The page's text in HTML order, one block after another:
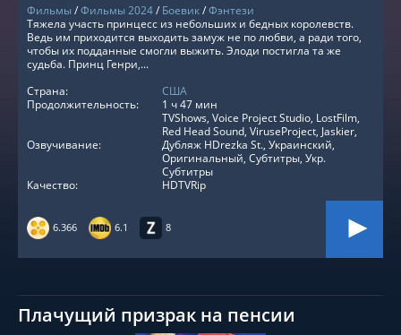
Фильмы/Фильмы 2024/ Боевик/Фэнтези
6.366 6.1 8
Тяжела участь принцесс из небольших и бедных королевств.
Ведь им приходится выходить замуж не по любви, а ради того,
чтобы их подданные смогли выжить. Элоди постигла та же
судьба. Принц Генри,...
Страна:
США
Продолжительность:
1 ч 47 мин
Озвучивание:
TVShows, Voice Project Studio, LostFilm,
Red Head Sound, ViruseProject, Jaskier,
Дубляж HDrezka St., Украинский,
Оригинальный, Субтитры, Укр.
Субтитры
Качество:
HDTVRip
Плачущий призрак на пенсии